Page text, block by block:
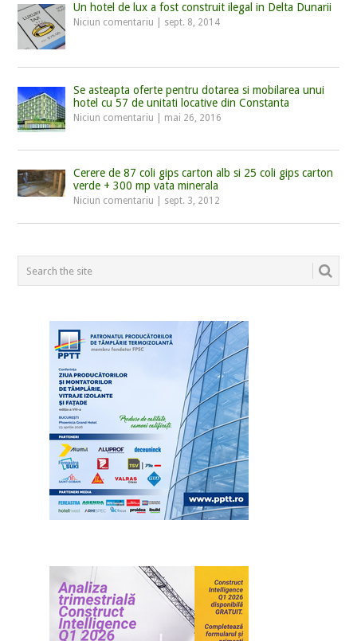
Un hotel de lux a fost construit ilegal in Delta Dunarii
Niciun comentariu sept. 8, 2014
Se asteapta oferte pentru dotarea si mobilarea unui
hotel cu 57 de unitati locative din Constanta
Niciun comentariu mai 26, 2016
Cerere de 87 coli gips carton alb si 25 coli gips carton
verde + 300 mp vata minerala
Niciun comentariu sept. 3, 2012